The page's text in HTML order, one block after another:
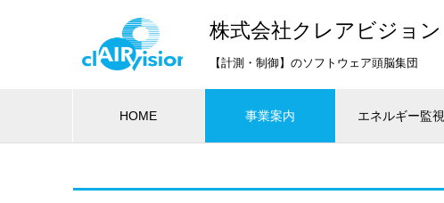
株式会社クレアビジョン
【計測・制御】のソフトウェア頭脳集団
HOME 事業案内 エネルギー監視